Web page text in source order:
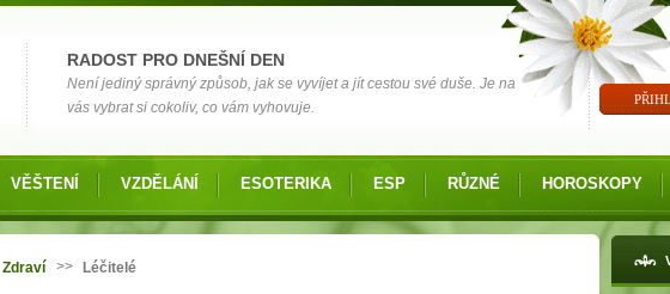
RADOST PRO DNEŠNÍ DEN
Není jediný správný způsob, jak se vyvíjet a jít cestou své duše. Je na
vás vybrat si cokoliv, co vám vyhovuje.
VĚŠTENÍ VZDĚLÁNÍ ESOTERIKA ESP RŮZNÉ HOROSKOPY
Jste zde
Zdraví >> Léčitelé